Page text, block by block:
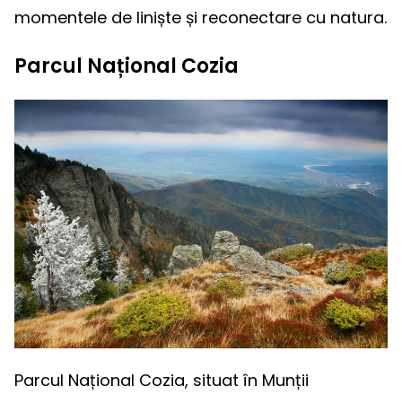
momentele de liniște și reconectare cu natura.
Parcul Național Cozia
Parcul Național Cozia, situat în Munții